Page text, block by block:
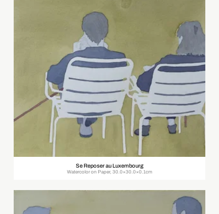
Se Reposer au Luxembourg
Watercolor on Paper, 30.0×30.0×0.1cm